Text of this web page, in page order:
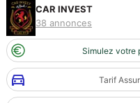
CAR INVEST
38 annonces
Simulez votre
Tarif